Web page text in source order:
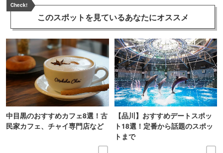
Check!
このスポットを見ているあなたにオススメ
中目黒のおすすめカフェ8選！古
民家カフェ、チャイ専門店など
【品川】おすすめデートスポッ
ト18選！定番から話題のスポッ
トまで